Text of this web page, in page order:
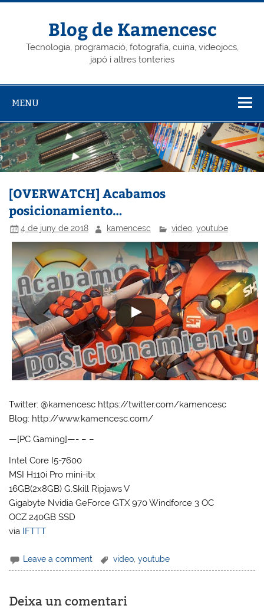
Skip
Blog de Kamencesc
Tecnologia, programació, fotografía, cuina, videojocs,
japó i altres tonteries
MENU
[OVERWATCH] Acabamos
posicionamiento…
4 de juny de 2018 kamencesc video, youtube
Twitter: @kamencesc https://twitter.com/kamencesc
Blog: http://www.kamencesc.com/
—[PC Gaming]—- – –
Intel Core I5-7600
MSI H110i Pro mini-itx
16GB(2x8GB) G.Skill Ripjaws V
Gigabyte Nvidia GeForce GTX 970 Windforce 3 OC
OCZ 240GB SSD
via IFTTT
Leave a comment video ,youtube
Deixa un comentari